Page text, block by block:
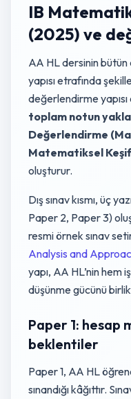
IB Matematik
(2025) ve
AA HL dersinin bütün
yapısı etrafında
değerlendirme
toplam notun
Değerlendirme
Matematiksel
oluşturur.
Dış sınav kısmı, üç
Paper 2, Paper 3)
resmi örnek sınav
Analysis and
yapı, AA HL’nin hem
düşünme gücünü
Paper 1: hesap
beklentiler
Paper 1, AA HL
sınandığı kâğıttır.